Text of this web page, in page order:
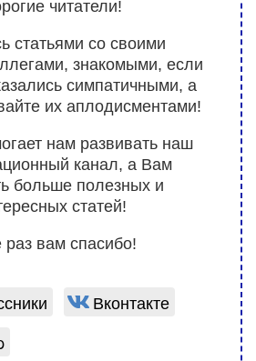
читатели!
статьями со своими
знакомыми, если
симпатичными, а
их аплодисментами!
нам развивать наш
канал, а Вам
больше полезных и
статей!
вам спасибо!
Вконтакте